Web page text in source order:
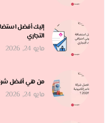
إليك أفضل
التجاري
مايو 24, 2026
من هي أفضل شركة
مايو 24, 2026